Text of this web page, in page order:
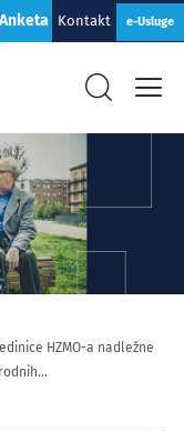
Anketa Kontakt e-Usluge
HZMO-a nadležne